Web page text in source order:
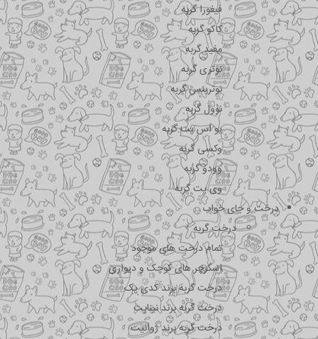
فیفورا گربه
کاکو گربه
مفید گربه
نوتری گربه
نوترینس گربه
نوول گربه
یو اس پت گربه
وکسی گربه
وودو گربه
وی پت گربه
درخت و جای خواب
درخت گربه
تمام درخت های موجود
اسکرچر های کوچک و دیواری
درخت گربه برند کدی پک
درخت گربه برند نیناپت
درخت گربه برند ژوانیت